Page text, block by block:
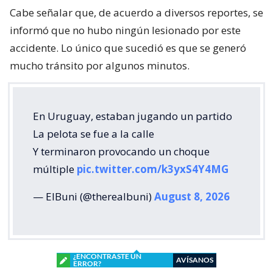
Cabe señalar que, de acuerdo a diversos reportes, se
informó que no hubo ningún lesionado por este
accidente. Lo único que sucedió es que se generó
mucho tránsito por algunos minutos.
En Uruguay, estaban jugando un partido
La pelota se fue a la calle
Y terminaron provocando un choque
múltiple pic.twitter.com/k3yxS4Y4MG
— ElBuni (@therealbuni)August 8, 2026
¿ENCONTRASTE UN
ERROR?
AVÍSANOS